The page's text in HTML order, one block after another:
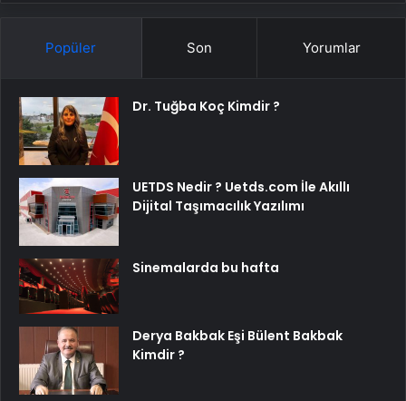
Popüler Son Yorumlar
Dr. Tuğba Koç Kimdir ?
UETDS Nedir ? Uetds.com İle Akıllı
Dijital Taşımacılık Yazılımı
Sinemalarda bu hafta
Derya Bakbak Eşi Bülent Bakbak
Kimdir ?